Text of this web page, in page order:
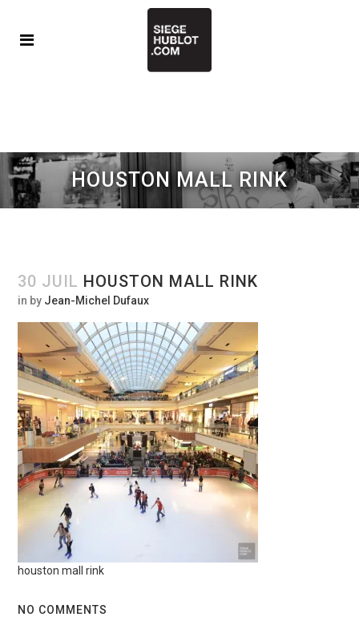
HOUSTON MALL RINK
30 JUIL HOUSTON MALL RINK
in by Jean-Michel Dufaux
houston mall rink
NO COMMENTS